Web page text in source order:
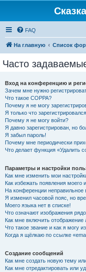
FAQ
На главную Список
Часто
Вход на конференцию и
Зачем мне нужно
Что такое COPPA?
Почему я не могу
Я только что
Почему я не могу войти?
Я давно зарегистрирован, но
Я забыл пароль!
Почему мне периодически
Что делает функция «Удалить
Параметры и настройки
Как мне изменить мои
Как избежать появления моего
На конференции неправильное
Я изменил часовой пояс, но
Моего языка нет в списке!
Что означают изображения
Как мне включить отображение
Что такое звание и как я могу
Когда я щёлкаю по ссылке
Создание сообщений
Как мне создать новую тему
Как мне отредактировать или